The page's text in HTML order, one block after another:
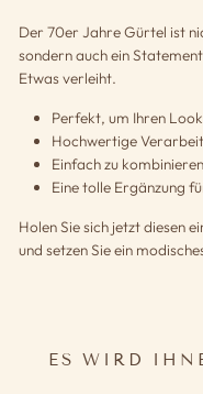
Der 70er Jahre Gürtel ist
sondern auch ein
Etwas verleiht.
Perfekt, um Ihren
Hochwertige
Einfach zu
Eine tolle Ergänzung
Holen Sie sich jetzt diesen
und setzen Sie ein
ES WIRD